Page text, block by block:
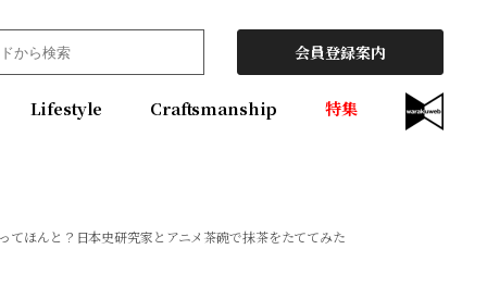
会員登録案内
Lifestyle Craftsmanship 特集
てほんと？日本史研究家とアニメ茶碗で抹茶をたててみた